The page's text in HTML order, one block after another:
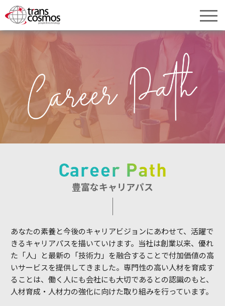
豊富なキャリアパス
あなたの素養と今後のキャリアビジョンにあわせて、活躍で
きるキャリアパスを描いていけます。当社は創業以来、優れ
た「人」と最新の「技術力」を融合することで付加価値の高
いサービスを提供してきました。専門性の高い人材を育成す
ることは、働く人にも会社にも大切であるとの認識のもと、
人材育成・人材力の強化に向けた取り組みを行っています。